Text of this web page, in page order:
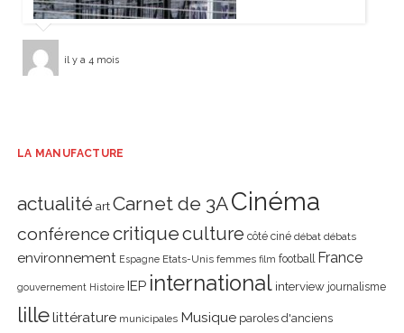
il y a 4 mois
LA MANUFACTURE
actualité art Carnet de 3ACinéma
conférencecritiqueculture côté ciné débat débats
environnement Espagne Etats-Unis femmes film football France
gouvernement Histoire IEP international interview journalisme
lillelittérature municipales Musique paroles d'anciens